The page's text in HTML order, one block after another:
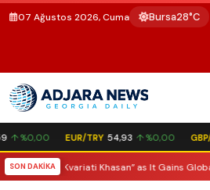
07 Ağustos 2026, Cuma Bursa28°C
↑ %0,00 EUR/TRY 54,93 ↑ %0,00 GBP/
SON DAKİKA
Song “Kvariati Khasan” as It Gains Global